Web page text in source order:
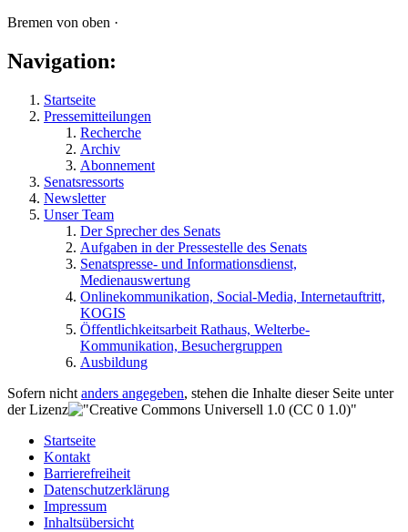
Bremen von oben ·
Navigation:
Startseite
Pressemitteilungen
Recherche
Archiv
Abonnement
Senatsressorts
Newsletter
Unser Team
Der Sprecher des Senats
Aufgaben in der Pressestelle des Senats
Senatspresse- und Informationsdienst,
Medienauswertung
Onlinekommunikation, Social-Media, Internetauftritt,
KOGIS
Öffentlichkeitsarbeit Rathaus, Welterbe-
Kommunikation, Besuchergruppen
Ausbildung
Sofern nicht anders angegeben, stehen die Inhalte dieser Seite unter
der Lizenz
Startseite
Kontakt
Barrierefreiheit
Datenschutzerklärung
Impressum
Inhaltsübersicht